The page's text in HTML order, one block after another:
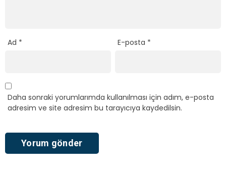
Ad * E-posta *
Daha sonraki yorumlarımda kullanılması için adım, e-posta
adresim ve site adresim bu tarayıcıya kaydedilsin.